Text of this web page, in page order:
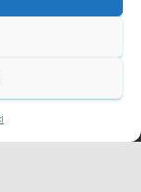
ciasteczek.
na ich używanie.